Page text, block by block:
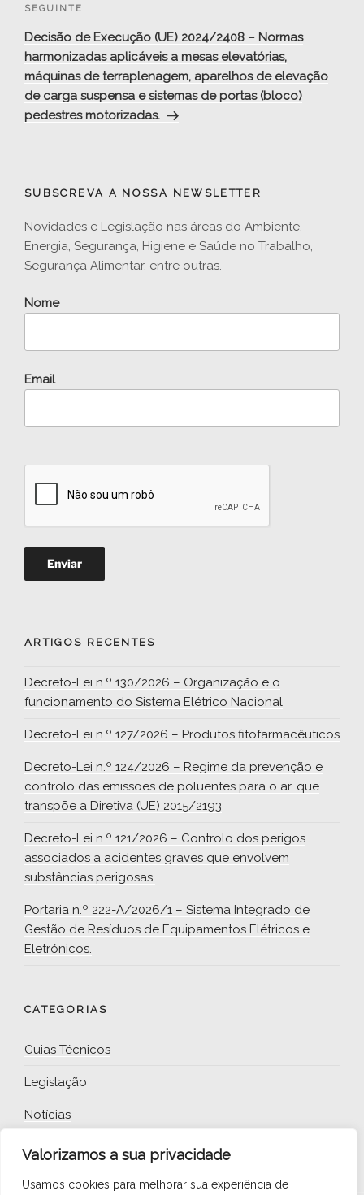
Valorizamos a sua privacidade
Usamos cookies para melhorar sua experiência de
Conteúdo
SEGUINTE
Decisão de Execução (UE) 2024/2408 – Normas
harmonizadas aplicáveis a mesas elevatórias,
máquinas de terraplenagem, aparelhos de elevação
de carga suspensa e sistemas de portas (bloco)
pedestres motorizadas.
SUBSCREVA A NOSSA NEWSLETTER
Novidades e Legislação nas áreas do Ambiente,
Energia, Segurança, Higiene e Saúde no Trabalho,
Segurança Alimentar, entre outras.
Nome
Email
ARTIGOS RECENTES
Decreto-Lei n.º 130/2026 – Organização e o
funcionamento do Sistema Elétrico Nacional
Decreto-Lei n.º 127/2026 – Produtos fitofarmacêuticos
Decreto-Lei n.º 124/2026 – Regime da prevenção e
controlo das emissões de poluentes para o ar, que
transpõe a Diretiva (UE) 2015/2193
Decreto-Lei n.º 121/2026 – Controlo dos perigos
associados a acidentes graves que envolvem
substâncias perigosas.
Portaria n.º 222-A/2026/1 – Sistema Integrado de
Gestão de Resíduos de Equipamentos Elétricos e
Eletrónicos.
CATEGORIAS
Guias Técnicos
Legislação
Notícias